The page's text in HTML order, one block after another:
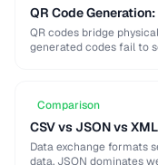
QR Code
QR codes bridge
generated codes fail to
Comparison
CSV vs JSON vs
Data exchange formats
data, JSON dominates